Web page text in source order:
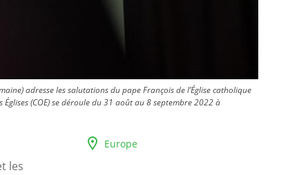
adresse les salutations du pape François de l’Église catholique
(COE) se déroule du 31 août au 8 septembre 2022 à
Europe
les